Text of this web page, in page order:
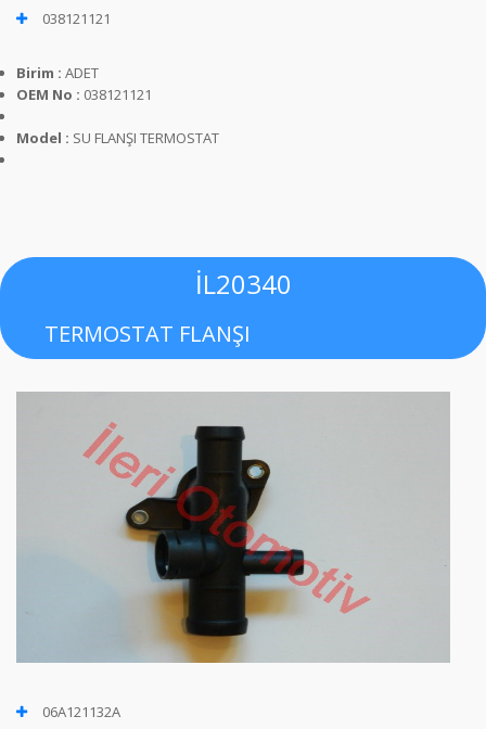
038121121
Birim : ADET
OEM No : 038121121
Model : SU FLANŞI TERMOSTAT
İL20340
TERMOSTAT FLANŞI
06A121132A